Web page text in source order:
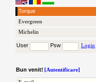
Torque
Evergreen
Michelin
User Psw Login
Bun venit! [Autentificare]